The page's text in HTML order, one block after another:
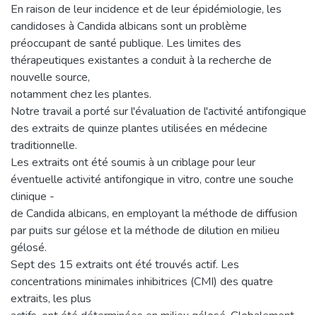
En raison de leur incidence et de leur épidémiologie, les
candidoses à Candida albicans sont un problème
préoccupant de santé publique. Les limites des
thérapeutiques existantes a conduit à la recherche de
nouvelle source,
notamment chez les plantes.
Notre travail a porté sur l'évaluation de l'activité antifongique
des extraits de quinze plantes utilisées en médecine
traditionnelle.
Les extraits ont été soumis à un criblage pour leur
éventuelle activité antifongique in vitro, contre une souche
clinique -
de Candida albicans, en employant la méthode de diffusion
par puits sur gélose et la méthode de dilution en milieu
gélosé.
Sept des 15 extraits ont été trouvés actif. Les
concentrations minimales inhibitrices (CMI) des quatre
extraits, les plus